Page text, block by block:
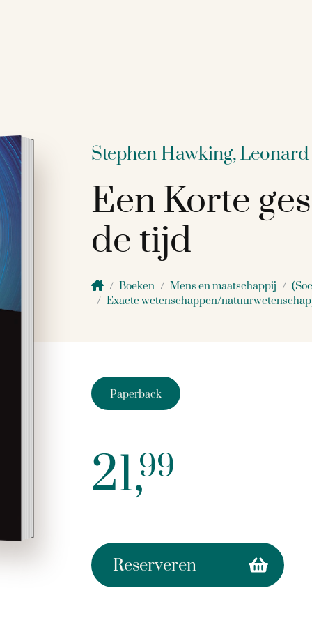
Stephen Hawking,
Een Korte
de tijd
Boeken Mens en maatschappij
Exacte wetenschappen/
Paperback
21,99
Reserveren